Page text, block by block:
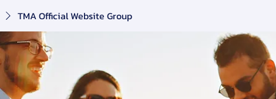
TMA Official Website Group